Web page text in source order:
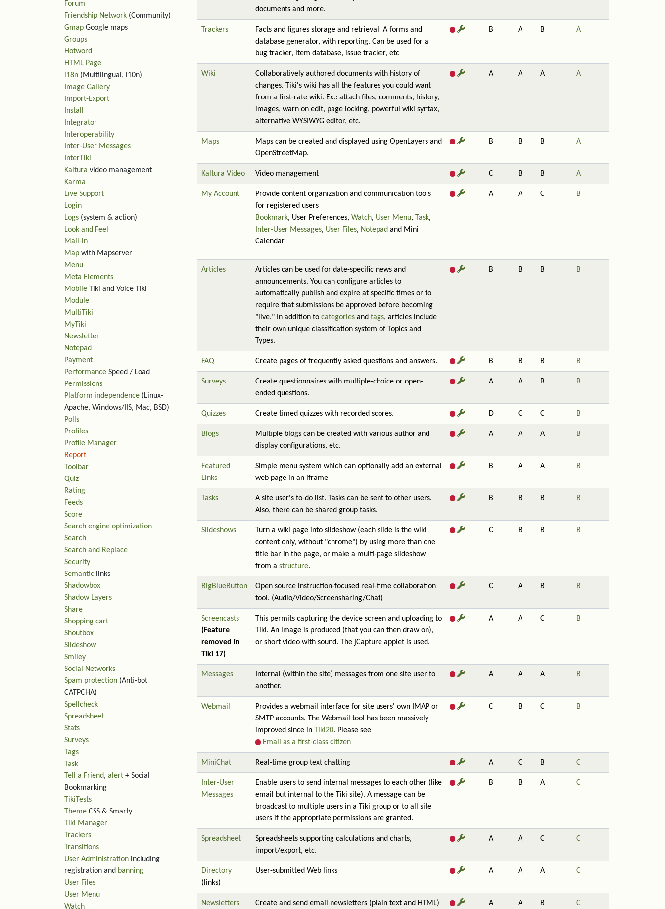
documents and more.
Trackers
Facts and figures storage and retrieval. A forms and
database generator, with reporting. Can be used for a
bug tracker, item database, issue tracker, etc
B A B A
Wiki
Collaboratively authored documents with history of
changes. Tiki's wiki has all the features you could want
from a first-rate wiki. Ex.: attach files, comments, history,
images, warn on edit, page locking, powerful wiki syntax,
alternative WYSIWYG editor, etc.
A A A A
Maps
Maps can be created and displayed using OpenLayers and
OpenStreetMap.
B B B A
Kaltura Video Video management C B B A
My Account
Provide content organization and communication tools
for registered users
Bookmark, User Preferences, Watch, User Menu, Task,
Inter-User Messages, User Files, Notepad and Mini
Calendar
A A C B
Articles
Articles can be used for date-specific news and
announcements. You can configure articles to
automatically publish and expire at specific times or to
require that submissions be approved before becoming
"live." In addition to categories and tags, articles include
their own unique classification system of Topics and
Types.
B B B B
FAQ Create pages of frequently asked questions and answers. B B B B
Surveys
Create questionnaires with multiple-choice or open-
ended questions.
A A B B
Quizzes Create timed quizzes with recorded scores. D C C B
Blogs
Multiple blogs can be created with various author and
display configurations, etc.
A A A B
Featured
Links
Simple menu system which can optionally add an external
web page in an iframe
B A A B
Tasks
A site user's to-do list. Tasks can be sent to other users.
Also, there can be shared group tasks.
B B B B
Slideshows
Turn a wiki page into slideshow (each slide is the wiki
content only, without "chrome") by using more than one
title bar in the page, or make a multi-page slideshow
from a structure.
C B B B
BigBlueButton
Open source instruction-focused real-time collaboration
tool. (Audio/Video/Screensharing/Chat)
C A B B
Screencasts
(Feature
removed in
Tiki 17)
This permits capturing the device screen and uploading to
Tiki. An image is produced (that you can then draw on),
or short video with sound. The jCapture applet is used.
A A C B
Messages
Internal (within the site) messages from one site user to
another.
A A A B
Webmail
Provides a webmail interface for site users' own IMAP or
SMTP accounts. The Webmail tool has been massively
improved since in
Tiki20. Please see
Email as a first-class citizen
C B C B
MiniChat Real-time group text chatting A C B C
Inter-User
Messages
Enable users to send internal messages to each other (like
email but internal to the Tiki site). A message can be
broadcast to multiple users in a Tiki group or to all site
users if the appropriate permissions are granted.
B B A C
Spreadsheet
Spreadsheets supporting calculations and charts,
import/export, etc.
A A C C
Directory
(links)
User-submitted Web links A A A C
Newsletters Create and send email newsletters (plain text and HTML) A A B C
Forum
Friendship Network (Community)
Gmap Google maps
Groups
Hotword
HTML Page
i18n (Multilingual, l10n)
Image Gallery
Import-Export
Install
Integrator
Interoperability
Inter-User Messages
InterTiki
Kaltura video management
Karma
Live Support
Login
Logs (system & action)
Look and Feel
Mail-in
Map with Mapserver
Menu
Meta Elements
Mobile Tiki and Voice Tiki
Module
MultiTiki
MyTiki
Newsletter
Notepad
Payment
Performance Speed / Load
Permissions
Platform independence (Linux-
Apache, Windows/IIS, Mac, BSD)
Polls
Profiles
Profile Manager
Report
Toolbar
Quiz
Rating
Feeds
Score
Search engine optimization
Search
Search and Replace
Security
Semantic links
Shadowbox
Shadow Layers
Share
Shopping cart
Shoutbox
Slideshow
Smiley
Social Networks
Spam protection (Anti-bot
CATPCHA)
Spellcheck
Spreadsheet
Stats
Surveys
Tags
Task
Tell a Friend, alert + Social
Bookmarking
TikiTests
Theme CSS & Smarty
Tiki Manager
Trackers
Transitions
User Administration including
registration and banning
User Files
User Menu
Watch